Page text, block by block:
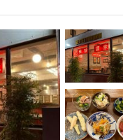
餃子
キリン 分煙
ホッピー
焼肉 電気ブ
マイク
サッポロ 昼宴
市立病院前駅周辺
中華
綺麗orお洒落なトイレ
ラ
クラフトビール
鉄板焼き
壺川駅周辺
秋限定メニュ